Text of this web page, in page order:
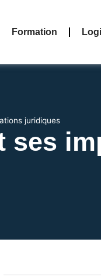
Formation
juridiques
ses